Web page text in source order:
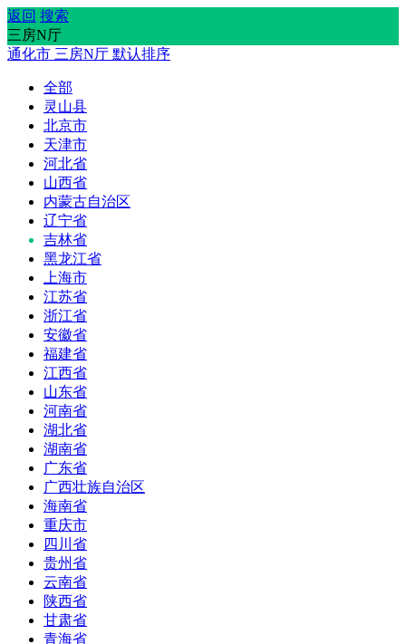
返回 搜索
三房N厅
通化市 三房N厅 默认排序
全部
灵山县
北京市
天津市
河北省
山西省
内蒙古自治区
辽宁省
吉林省
黑龙江省
上海市
江苏省
浙江省
安徽省
福建省
江西省
山东省
河南省
湖北省
湖南省
广东省
广西壮族自治区
海南省
重庆市
四川省
贵州省
云南省
陕西省
甘肃省
青海省